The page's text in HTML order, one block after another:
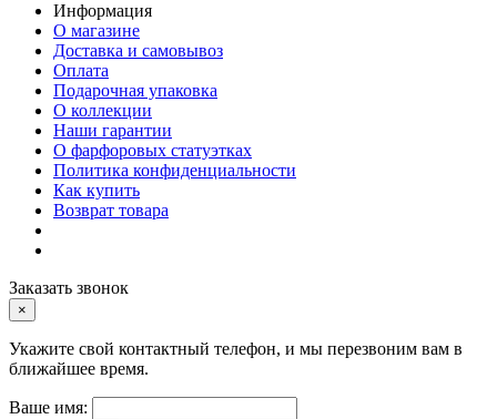
Информация
О магазине
Доставка и самовывоз
Оплата
Подарочная упаковка
О коллекции
Наши гарантии
О фарфоровых статуэтках
Политика конфиденциальности
Как купить
Возврат товара
Заказать звонок
×
Укажите свой контактный телефон, и мы перезвоним вам в
ближайшее время.
Ваше имя: